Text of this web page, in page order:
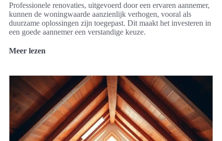
Professionele renovaties, uitgevoerd door een ervaren aannemer,
kunnen de woningwaarde aanzienlijk verhogen, vooral als
duurzame oplossingen zijn toegepast. Dit maakt het investeren in
een goede aannemer een verstandige keuze.
Meer lezen